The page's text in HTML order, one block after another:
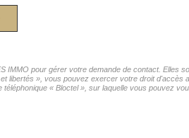
pour gérer votre demande de contact. Elles
libertés », vous pouvez exercer votre droit
« Bloctel », sur laquelle vous pouvez